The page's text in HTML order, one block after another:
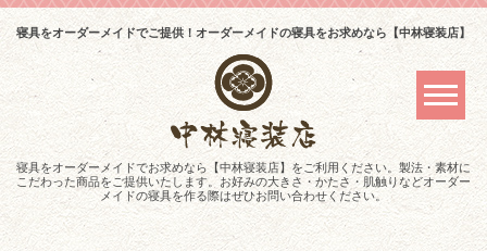
寝具をオーダーメイドでご提供！オーダーメイドの寝具をお求めなら【中林寝装店】
寝具をオーダーメイドでお求めなら【中林寝装店】をご利用ください。製法・素材に
こだわった商品をご提供いたします。お好みの大きさ・かたさ・肌触りなどオーダー
メイドの寝具を作る際はぜひお問い合わせください。